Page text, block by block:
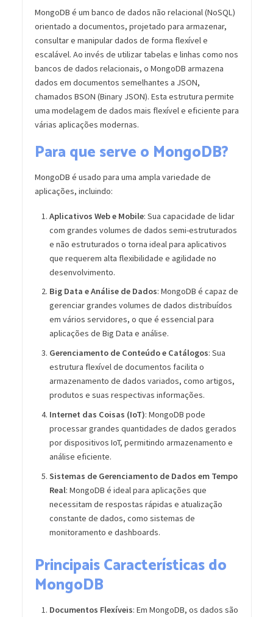
MongoDB é um banco de dados não relacional (NoSQL)
orientado a documentos, projetado para armazenar,
consultar e manipular dados de forma flexível e
escalável. Ao invés de utilizar tabelas e linhas como nos
bancos de dados relacionais, o MongoDB armazena
dados em documentos semelhantes a JSON,
chamados BSON (Binary JSON). Esta estrutura permite
uma modelagem de dados mais flexível e eficiente para
várias aplicações modernas.
Para que serve o MongoDB?
MongoDB é usado para uma ampla variedade de
aplicações, incluindo:
Aplicativos Web e Mobile: Sua capacidade de lidar
com grandes volumes de dados semi-estruturados
e não estruturados o torna ideal para aplicativos
que requerem alta flexibilidade e agilidade no
desenvolvimento.
Big Data e Análise de Dados: MongoDB é capaz de
gerenciar grandes volumes de dados distribuídos
em vários servidores, o que é essencial para
aplicações de Big Data e análise.
Gerenciamento de Conteúdo e Catálogos: Sua
estrutura flexível de documentos facilita o
armazenamento de dados variados, como artigos,
produtos e suas respectivas informações.
Internet das Coisas (IoT): MongoDB pode
processar grandes quantidades de dados gerados
por dispositivos IoT, permitindo armazenamento e
análise eficiente.
Sistemas de Gerenciamento de Dados em Tempo
Real: MongoDB é ideal para aplicações que
necessitam de respostas rápidas e atualização
constante de dados, como sistemas de
monitoramento e dashboards.
Principais Características do
MongoDB
Documentos Flexíveis: Em MongoDB, os dados são